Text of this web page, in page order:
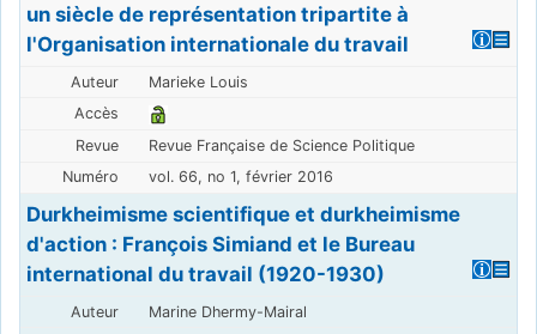
un siècle de représentation tripartite à
l'Organisation internationale du travail
Marieke Louis
Revue Française de Science Politique
vol. 66, no 1, février 2016
Durkheimisme scientifique et durkheimisme
d'action : François Simiand et le Bureau
international du travail (1920-1930)
Marine Dhermy-Mairal